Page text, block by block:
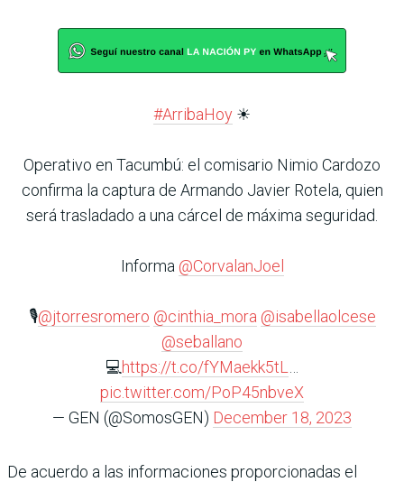
#ArribaHoy ☀
Operativo en Tacumbú: el comisario Nimio Cardozo
confirma la captura de Armando Javier Rotela, quien
será trasladado a una cárcel de máxima seguridad.
Informa @CorvalanJoel
🎙️@jtorresromero @cinthia_mora @isabellaolcese
@seballano
💻https://t.co/fYMaekk5tL
pic.twitter.com/PoP45nbveX
— GEN (@SomosGEN) December 18, 2023
De acuerdo a las informaciones proporcionadas el